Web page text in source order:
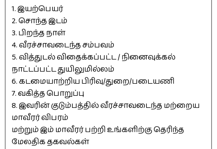
1. இயற்பெயர்
2. சொந்த இடம்
3. பிறந்த நாள்
4. வீரச்சாவடைந்த சம்பவம்
5. வித்துடல் விதைக்கப்பட்ட / நினைவுக்கல்
நாட்டப்பட்ட துயிலுமில்லம்
6. கடமையாற்றிய பிரிவு/துறை/படையணி
7. வகித்த பொறுப்பு
8. இவரின் குடும்பத்தில் வீரச்சாவடைந்த மற்றைய
மாவீரர் விபரம்
மற்றும் இம் மாவீரர் பற்றி உங்களிற்கு தெரிந்த
மேலதிக தகவல்கள்